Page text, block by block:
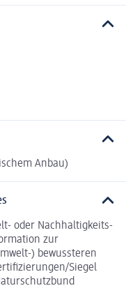
Anbau)
oder Nachhaltigkeits-
zur
) bewussteren
Siegel